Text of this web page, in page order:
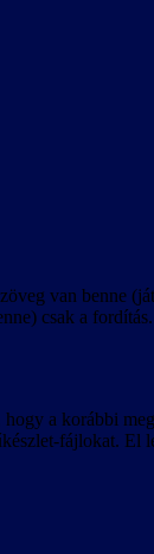
van benne
csak a fordítás.
a korábbi
fájlokat. El